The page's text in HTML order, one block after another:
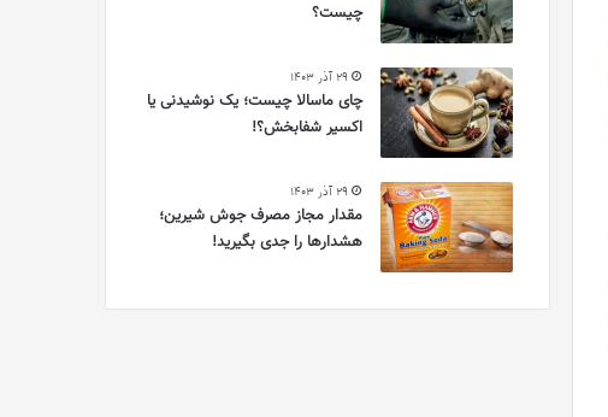
چیست؟
29 آذر 1403
چای ماسالا چیست؛ یک نوشیدنی یا
اکسیر شفابخش؟!
29 آذر 1403
مقدار مجاز مصرف جوش شیرین؛
هشدارها را جدی بگیرید!